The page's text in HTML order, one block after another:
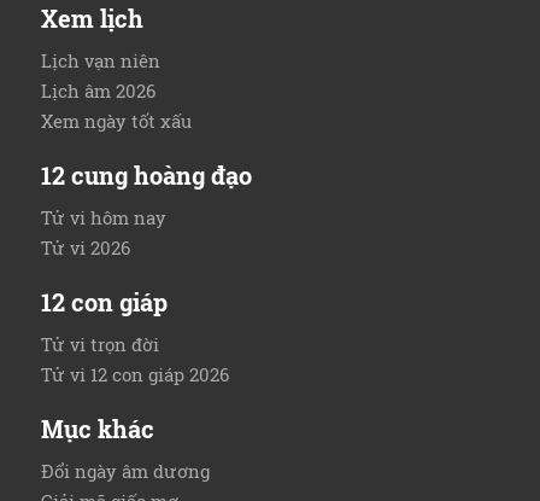
Xem lịch
Lịch vạn niên
Lịch âm 2026
Xem ngày tốt xấu
12 cung hoàng đạo
Tử vi hôm nay
Tử vi 2026
12 con giáp
Tử vi trọn đời
Tử vi 12 con giáp 2026
Mục khác
Đổi ngày âm dương